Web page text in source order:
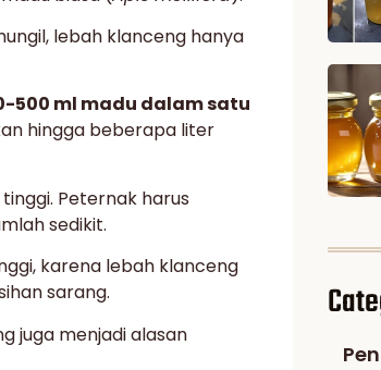
lebah klanceng hanya
500 ml madu dalam satu
hingga beberapa liter
Peternak harus
sedikit.
karena lebah klanceng
sarang.
juga menjadi alasan